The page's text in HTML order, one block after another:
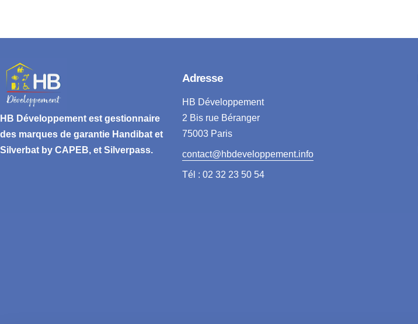
HB Développement est gestionnaire
des marques de garantie Handibat et
Silverbat by CAPEB, et Silverpass.
Adresse
HB Développement
2 Bis rue Béranger
75003 Paris
contact@hbdeveloppement.info
Tél : 02 32 23 50 54